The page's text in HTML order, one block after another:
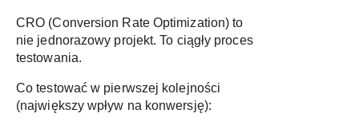
CRO (Conversion Rate Optimization) to
nie jednorazowy projekt. To ciągły proces
testowania.
Co testować w pierwszej kolejności
(największy wpływ na konwersję):